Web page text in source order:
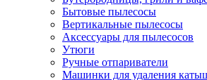
Бытовые пылесосы
Вертикальные пылесосы
Аксессуары для пылесосов
Утюги
Ручные отпариватели
Машинки для удаления